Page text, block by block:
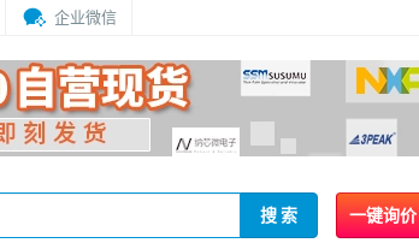
企业微信
一键询价
搜 索